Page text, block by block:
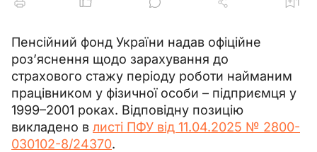
Пенсійний фонд України надав офіційне
роз’яснення щодо зарахування до
страхового стажу періоду роботи найманим
працівником у фізичної особи – підприємця у
1999–2001 роках. Відповідну позицію
викладено в листі ПФУ від 11.04.2025 № 2800-
030102-8/24370.